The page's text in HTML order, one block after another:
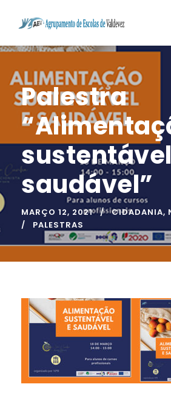
Palestra
saudável”
MARÇO 12, 2021 CIDADANIA,
PALESTRAS